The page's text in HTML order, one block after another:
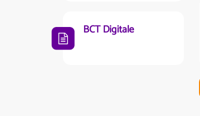
BCT Digitale